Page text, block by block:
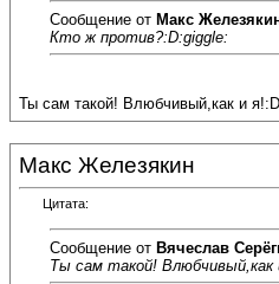
Сообщение от Макс
Кто ж против?:D:giggle:
Ты сам такой! Влюбчивый,как и я!:D
Макс Железякин
Цитата:
Сообщение от Вячеслав
Ты сам такой! Влюбчивый,как